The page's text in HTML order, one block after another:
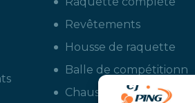
Revêtements
Housse de raquette
Balle de compétitionn
Chaussures intérieures